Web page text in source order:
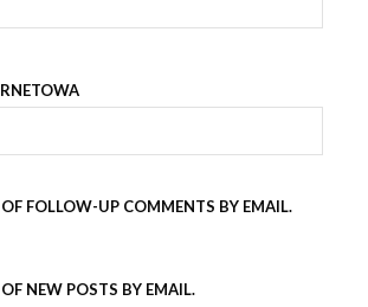
FOLLOW-UP COMMENTS BY EMAIL.
NEW POSTS BY EMAIL.